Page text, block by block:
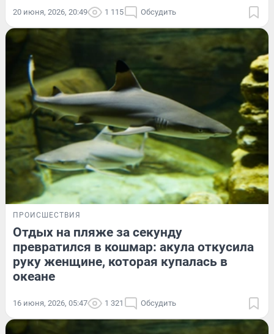
20 июня, 2026, 20:49 1 115 Обсудить
ПРОИСШЕСТВИЯ
Отдых на пляже за секунду
превратился в кошмар: акула откусила
руку женщине, которая купалась в
океане
16 июня, 2026, 05:47 1 321 Обсудить